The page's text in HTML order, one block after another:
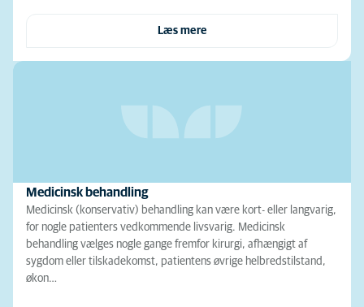
Læs mere
Medicinsk behandling
Medicinsk (konservativ) behandling kan være kort- eller langvarig,
for nogle patienters vedkommende livsvarig. Medicinsk
behandling vælges nogle gange fremfor kirurgi, afhængigt af
sygdom eller tilskadekomst, patientens øvrige helbredstilstand,
økon…